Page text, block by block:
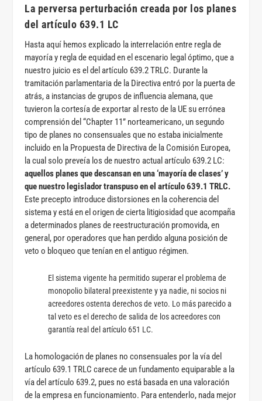
La perversa perturbación creada por los planes
del artículo 639.1 LC
Hasta aquí hemos explicado la interrelación entre regla de
mayoría y regla de equidad en el escenario legal óptimo, que a
nuestro juicio es el del artículo 639.2 TRLC. Durante la
tramitación parlamentaria de la Directiva entró por la puerta de
atrás, a instancias de grupos de influencia alemana, que
tuvieron la cortesía de exportar al resto de la UE su errónea
comprensión del “Chapter 11” norteamericano, un segundo
tipo de planes no consensuales que no estaba inicialmente
incluido en la Propuesta de Directiva de la Comisión Europea,
la cual solo preveía los de nuestro actual artículo 639.2 LC:
aquellos planes que descansan en una ‘mayoría de clases’ y
que nuestro legislador transpuso en el artículo 639.1 TRLC.
Este precepto introduce distorsiones en la coherencia del
sistema y está en el origen de cierta litigiosidad que acompaña
a determinados planes de reestructuración promovida, en
general, por operadores que han perdido alguna posición de
veto o bloqueo que tenían en el antiguo régimen.
El sistema vigente ha permitido superar el problema de
monopolio bilateral preexistente y ya nadie, ni socios ni
acreedores ostenta derechos de veto. Lo más parecido a
tal veto es el derecho de salida de los acreedores con
garantía real del artículo 651 LC.
La homologación de planes no consensuales por la vía del
artículo 639.1 TRLC carece de un fundamento equiparable a la
vía del artículo 639.2, pues no está basada en una valoración
de la empresa en funcionamiento. Para entenderlo, nada mejor